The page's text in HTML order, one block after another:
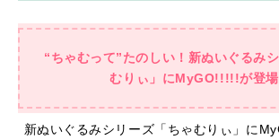
“ちゃむって”たのしい！新ぬいぐるみ
むりぃ」にMyGO!!!!!が登場
新ぬいぐるみシリーズ「ちゃむりぃ」に